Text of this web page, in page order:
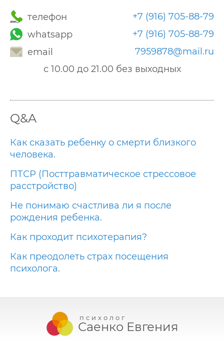
телефон
+7 (916) 705-88-79
whatsapp
+7 (916) 705-88-79
email
7959878@mail.ru
с 10.00 до 21.00 без выходных
Q&A
Как сказать ребенку о смерти близкого
человека.
ПТСР (Посттравматическое стрессовое
расстройство)
Не понимаю счастлива ли я после
рождения ребенка.
Как проходит психотерапия?
Как преодолеть страх посещения
психолога.
Саенко Евгения
психолог